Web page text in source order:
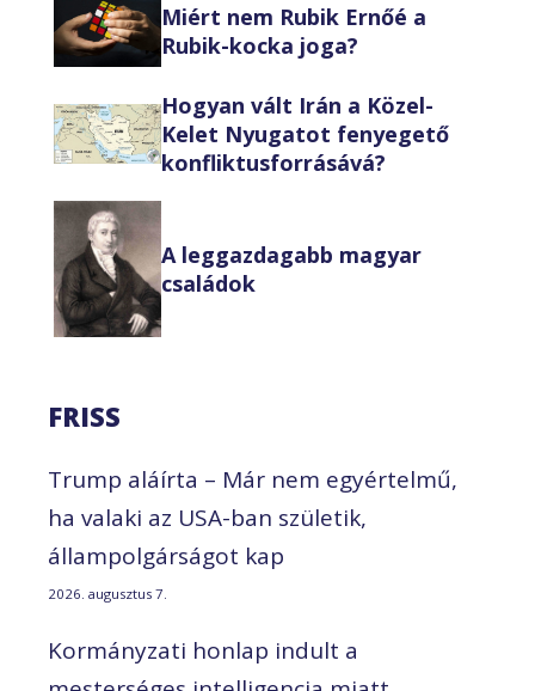
Miért nem Rubik Ernőé a
Rubik-kocka joga?
Hogyan vált Irán a Közel-
Kelet Nyugatot fenyegető
konfliktusforrásává?
A leggazdagabb magyar
családok
FRISS
Trump aláírta – Már nem egyértelmű,
ha valaki az USA-ban születik,
állampolgárságot kap
2026. augusztus 7.
Kormányzati honlap indult a